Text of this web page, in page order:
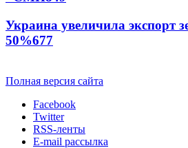
Украина увеличила экспорт
50%677
Полная версия сайта
Facebook
Twitter
RSS-ленты
E-mail рассылка